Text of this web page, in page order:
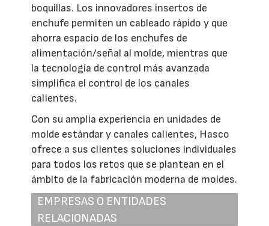
boquillas. Los innovadores insertos de
enchufe permiten un cableado rápido y que
ahorra espacio de los enchufes de
alimentación/señal al molde, mientras que
la tecnología de control más avanzada
simplifica el control de los canales
calientes.
Con su amplia experiencia en unidades de
molde estándar y canales calientes, Hasco
ofrece a sus clientes soluciones individuales
para todos los retos que se plantean en el
ámbito de la fabricación moderna de moldes.
EMPRESAS O ENTIDADES
RELACIONADAS